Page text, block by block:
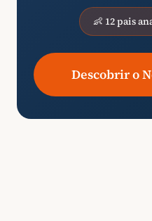
👶 12 pais
Descobrir o